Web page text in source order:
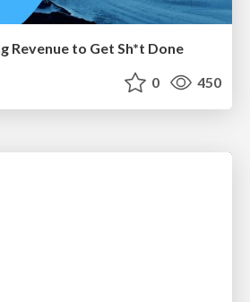
Revenue to Get Sh*t Done
0 450